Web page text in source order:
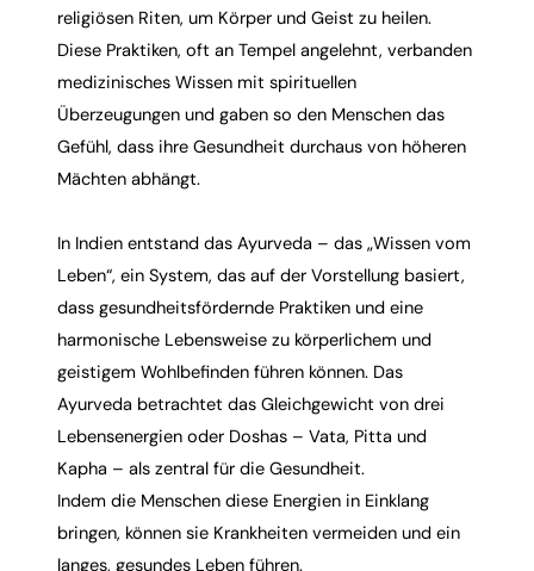
religiösen Riten, um Körper und Geist zu heilen.
Diese Praktiken, oft an Tempel angelehnt, verbanden
medizinisches Wissen mit spirituellen
Überzeugungen und gaben so den Menschen das
Gefühl, dass ihre Gesundheit durchaus von höheren
Mächten abhängt.
In Indien entstand das Ayurveda – das „Wissen vom
Leben“, ein System, das auf der Vorstellung basiert,
dass gesundheitsfördernde Praktiken und eine
harmonische Lebensweise zu körperlichem und
geistigem Wohlbefinden führen können. Das
Ayurveda betrachtet das Gleichgewicht von drei
Lebensenergien oder Doshas – Vata, Pitta und
Kapha – als zentral für die Gesundheit.
Indem die Menschen diese Energien in Einklang
bringen, können sie Krankheiten vermeiden und ein
langes, gesundes Leben führen.